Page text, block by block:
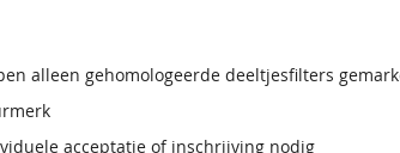
alleen gehomologeerde deeltjesfilters
acceptatie of inschrijving nodig